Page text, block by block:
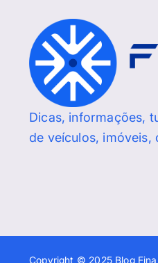
Dicas, informações,
de veículos, imóveis,
Copyright © 2025 Blog